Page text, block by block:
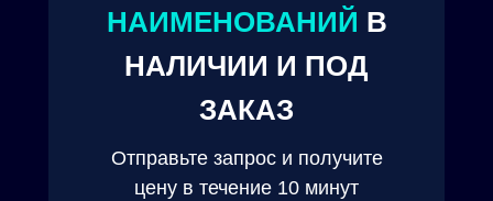
НАИМЕНОВАНИЙ В
НАЛИЧИИ И ПОД
ЗАКАЗ
Отправьте запрос и получите
цену в течение 10 минут
© 2024. ООО "Технокам Инжиниринг"